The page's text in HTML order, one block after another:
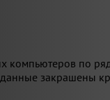
по
закрашены